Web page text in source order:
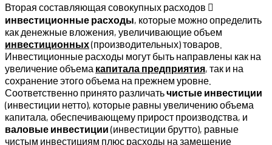
Вторая составляющая совокупных расходов 
инвестиционные расходы, которые можно определить
как денежные вложения, увеличивающие объем
инвестиционных(производительных) товаров.
Инвестиционные расходы могут быть направлены как на
увеличение объема капитала предприятия, так и на
сохранение этого объема на прежнем уровне.
Соответственно принято различатьчистые инвестиции
(инвестиции нетто), которые равны увеличению объема
капитала, обеспечивающему прирост производства, и
валовые инвестиции (инвестиции брутто), равные
чистым инвестициям плюс расходы на замещение